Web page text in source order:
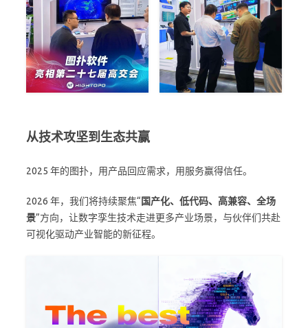
从技术攻坚到生态共赢
2025 年的图扑，用产品回应需求，用服务赢得信任。
2026 年，我们将持续聚焦“国产化、低代码、高兼容、全场
景”方向，让数字孪生技术走进更多产业场景，与伙伴们共赴
可视化驱动产业智能的新征程。